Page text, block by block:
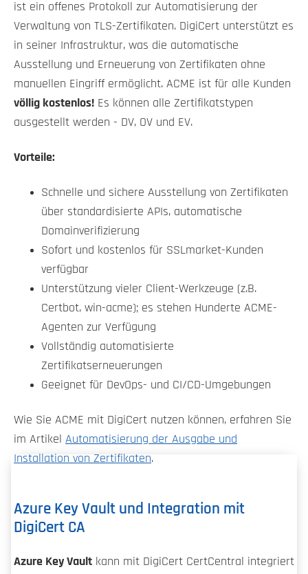
ist ein offenes Protokoll zur Automatisierung der
Verwaltung von TLS-Zertifikaten. DigiCert unterstützt es
in seiner Infrastruktur, was die automatische
Ausstellung und Erneuerung von Zertifikaten ohne
manuellen Eingriff ermöglicht. ACME ist für alle Kunden
völlig kostenlos! Es können alle Zertifikatstypen
ausgestellt werden - DV, OV und EV.
Vorteile:
Schnelle und sichere Ausstellung von Zertifikaten
über standardisierte APIs, automatische
Domainverifizierung
Sofort und kostenlos für SSLmarket-Kunden
verfügbar
Unterstützung vieler Client-Werkzeuge (z.B.
Certbot, win-acme); es stehen Hunderte ACME-
Agenten zur Verfügung
Vollständig automatisierte
Zertifikatserneuerungen
Geeignet für DevOps- und CI/CD-Umgebungen
Wie Sie ACME mit DigiCert nutzen können, erfahren Sie
im Artikel Automatisierung der Ausgabe und
Installation von Zertifikaten.
Azure Key Vault und Integration mit
DigiCert CA
Azure Key Vault kann mit DigiCert CertCentral integriert